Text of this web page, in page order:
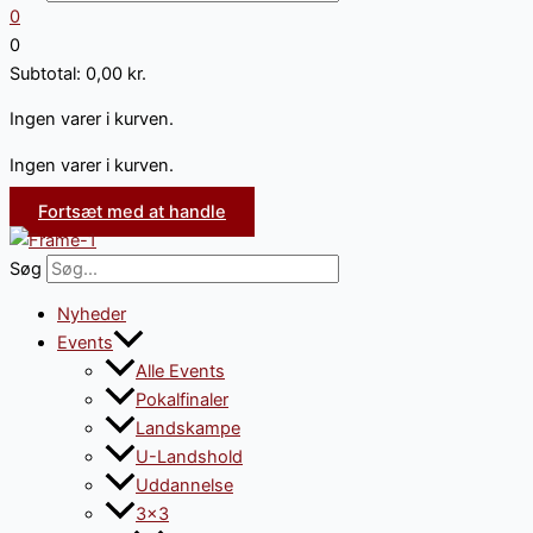
0
0
Subtotal: 0,00 kr.
Ingen varer i kurven.
Ingen varer i kurven.
Fortsæt med at handle
Søg
Nyheder
Events
Alle Events
Pokalfinaler
Landskampe
U-Landshold
Uddannelse
3×3